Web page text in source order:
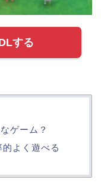
する
ゲーム？
よく遊べる